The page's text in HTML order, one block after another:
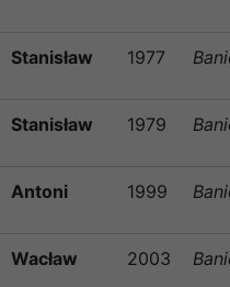
Stanisław 1977
Stanisław 1979
Antoni 1999
Wacław 2003